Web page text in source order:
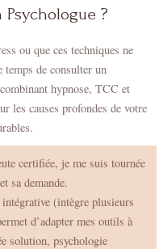
?
ou que ces techniques ne
temps de consulter un
hypnose, TCC et
les causes profondes de votre
certifiée, je me suis tournée
sa demande.
(intègre plusieurs
d’adapter mes outils à
solution, psychologie